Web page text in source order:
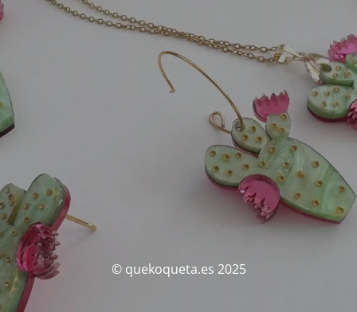
© quekoqueta.es 2025